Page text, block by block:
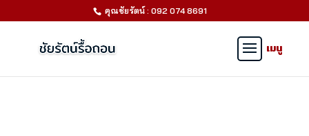
คุณชัยรัตน์ : 092 074 8691